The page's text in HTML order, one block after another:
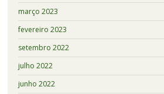
março 2023
fevereiro 2023
setembro 2022
julho 2022
junho 2022